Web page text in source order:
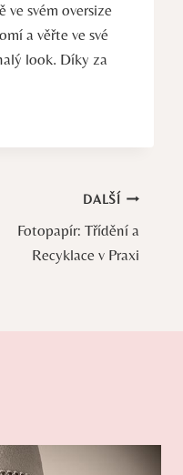
svém oversize
a věřte ve své
look. Díky za
DALŠÍ
Fotopapír: Třídění a
Recyklace v Praxi